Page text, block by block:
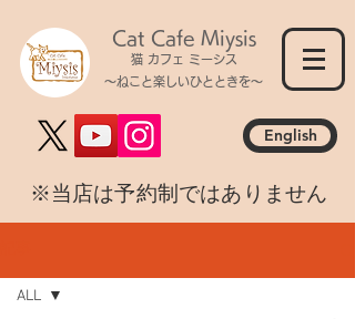
Cat Cafe Miysis
猫 カフェ ミーシス
～ねこと楽しいひとときを～
English
​※当店は予約制ではありません
ALL